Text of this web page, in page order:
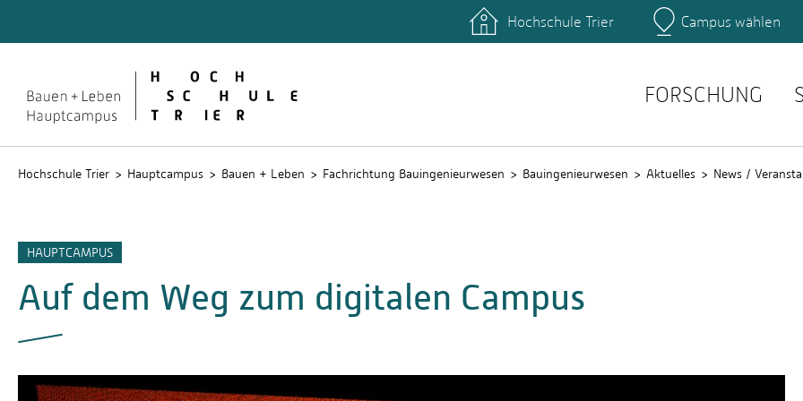
Studiengänge Bauingenieurwesen Vorlesungspläne
Hochschule Trier Campus wählen
FORSCHUNG
Hochschule Trier Hauptcampus Bauen + Leben Fachrichtung Bauingenieurwesen Bauingenieurwesen Aktuelles News /
HAUPTCAMPUS
Auf dem Weg zum digitalen Campus